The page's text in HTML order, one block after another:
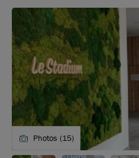
Photos (15)